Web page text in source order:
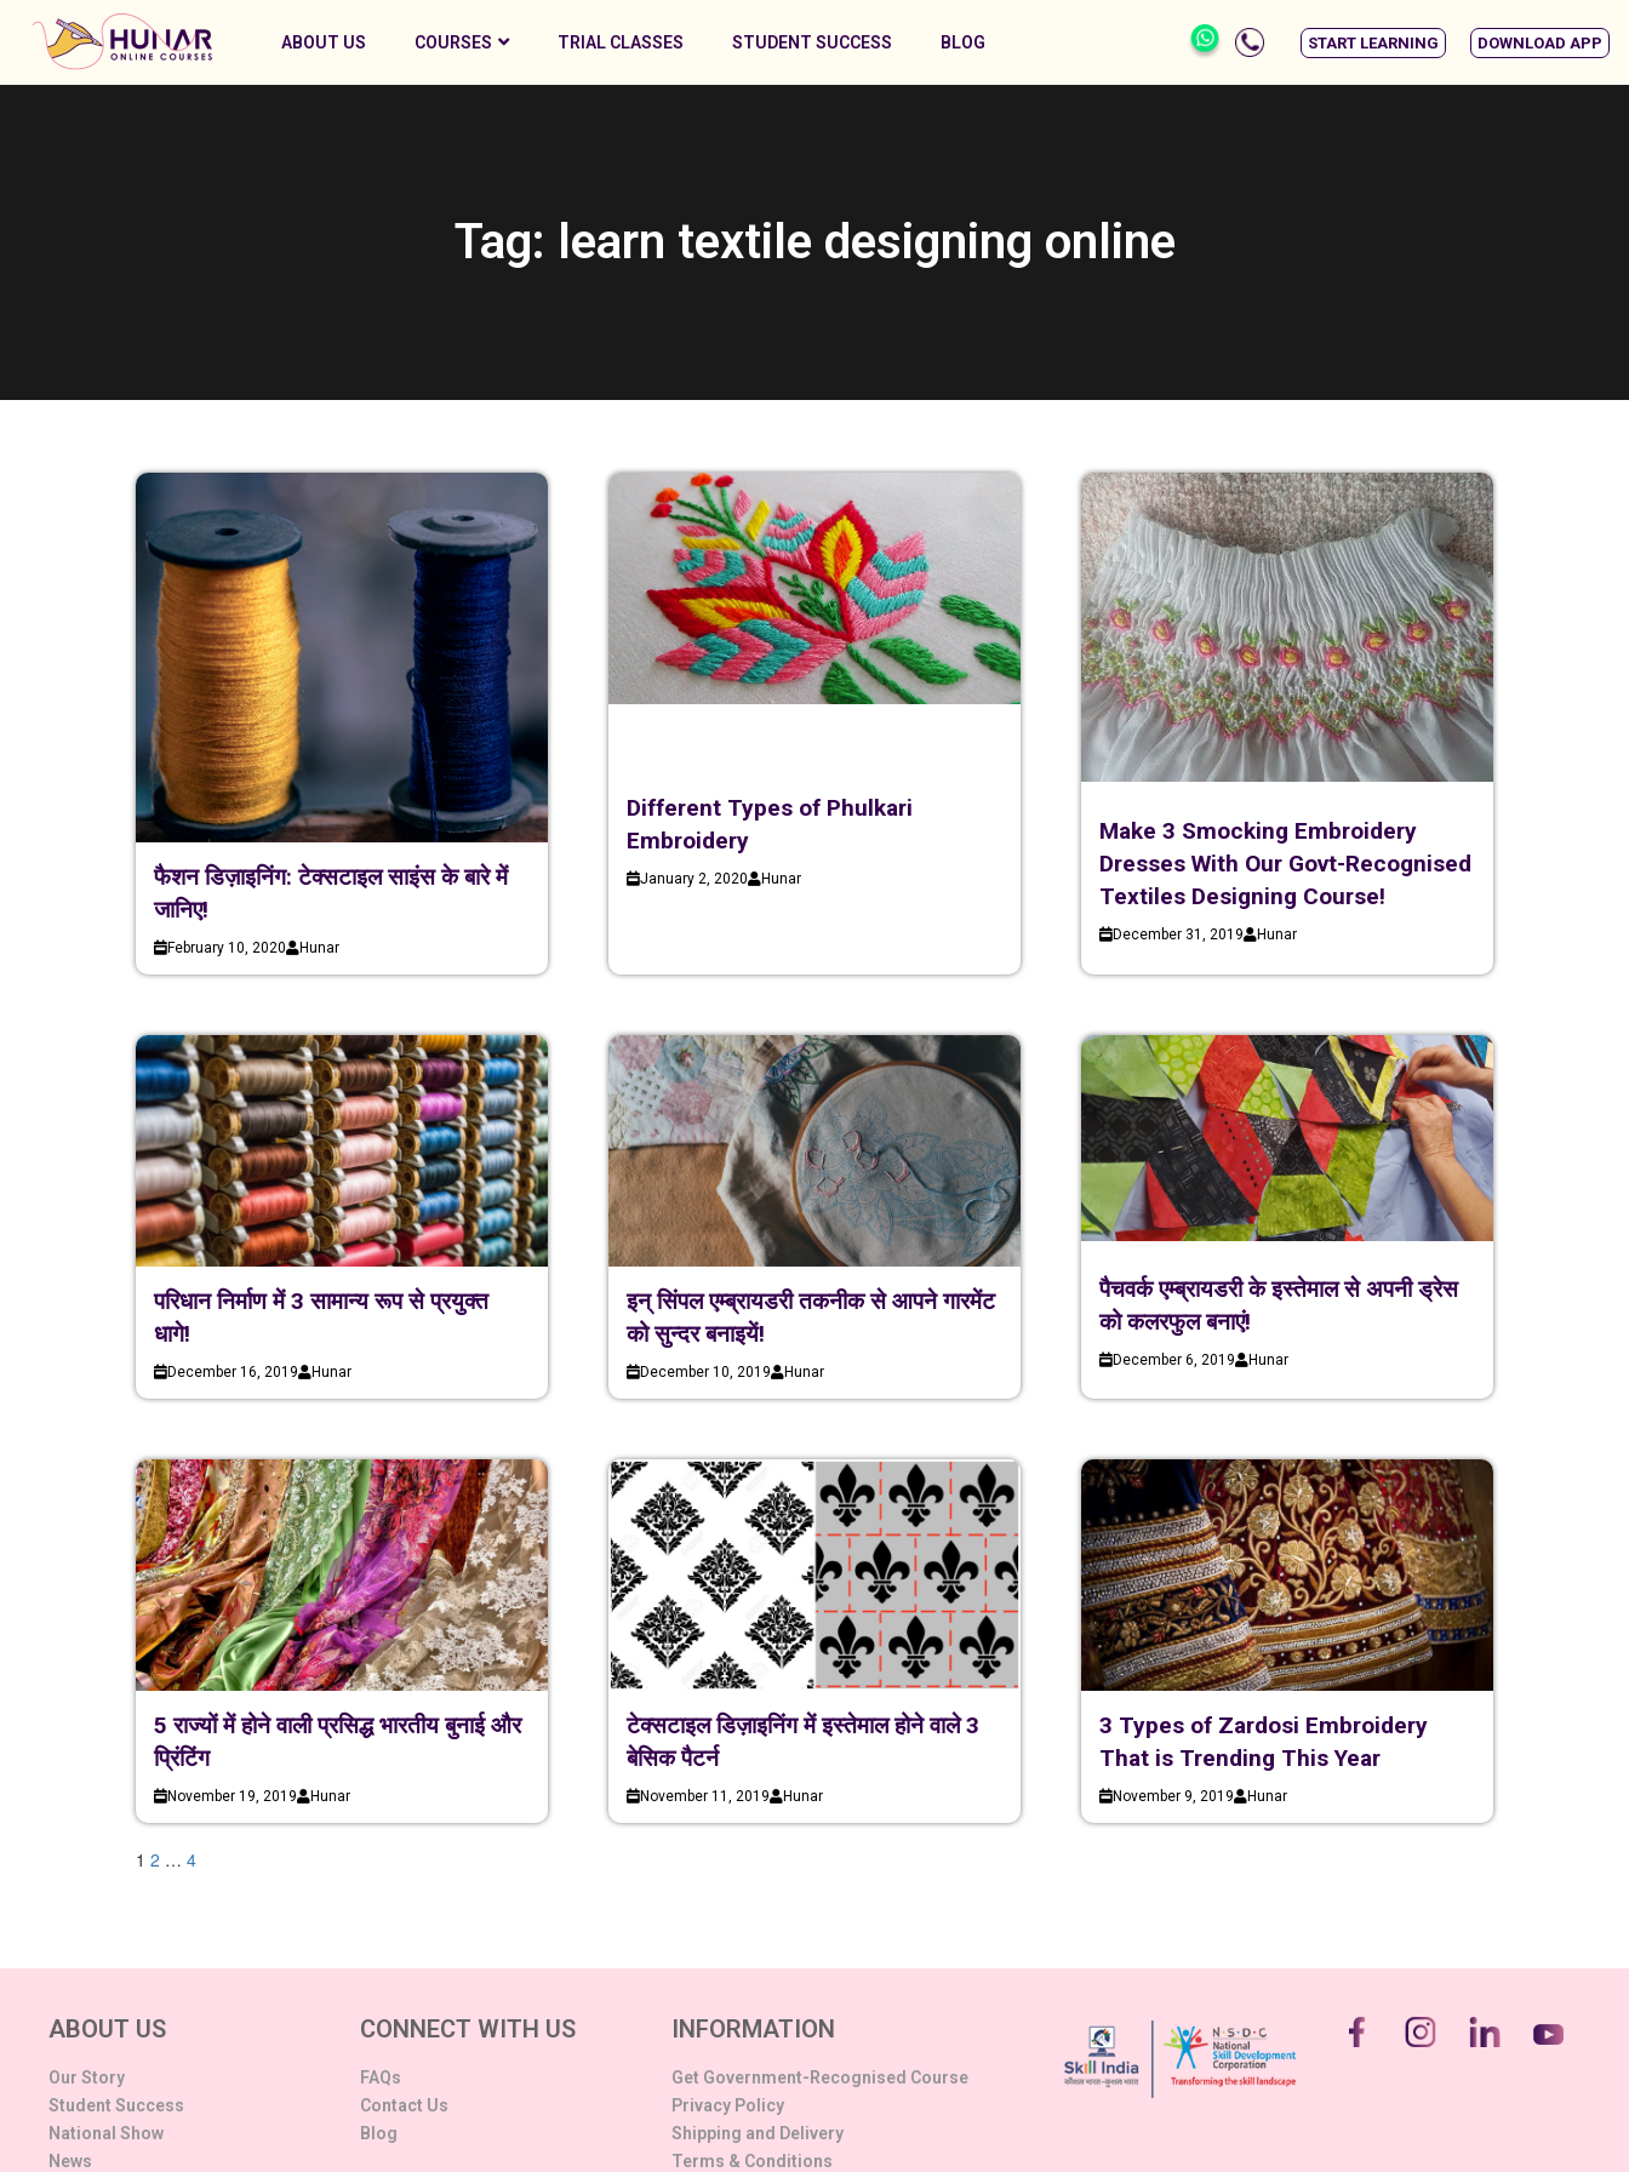
ABOUT US COURSES TRIAL CLASSES STUDENT SUCCESS BLOG START LEARNING DOWNLOAD APP
Tag: learn textile designing online
फैशन डिज़ाइनिंग: टेक्सटाइल साइंस के बारे में
जानिए!
February 10, 2020 Hunar
Different Types of Phulkari
Embroidery
January 2, 2020 Hunar
Make 3 Smocking Embroidery
Dresses With Our Govt-Recognised
Textiles Designing Course!
December 31, 2019 Hunar
परिधान निर्माण में 3 सामान्य रूप से प्रयुक्त
धागे!
December 16, 2019 Hunar
इन् सिंपल एम्ब्रायडरी तकनीक से आपने गारमेंट
को सुन्दर बनाइयें!
December 10, 2019 Hunar
पैचवर्क एम्ब्रायडरी के इस्तेमाल से अपनी ड्रेस
को कलरफुल बनाएं!
December 6, 2019 Hunar
5 राज्यों में होने वाली प्रसिद्ध भारतीय बुनाई और
प्रिंटिंग
November 19, 2019 Hunar
टेक्सटाइल डिज़ाइनिंग में इस्तेमाल होने वाले 3
बेसिक पैटर्न
November 11, 2019 Hunar
3 Types of Zardosi Embroidery
That is Trending This Year
November 9, 2019 Hunar
1 2 … 4
ABOUT US
Our Story
Student Success
National Show
News
CONNECT WITH US
FAQs
Contact Us
Blog
INFORMATION
Get Government-Recognised Course
Privacy Policy
Shipping and Delivery
Terms & Conditions